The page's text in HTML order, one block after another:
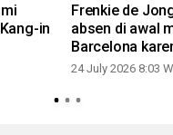
in
Frenkie de
absen di awal
Barcelona
24 July 2026 8:03